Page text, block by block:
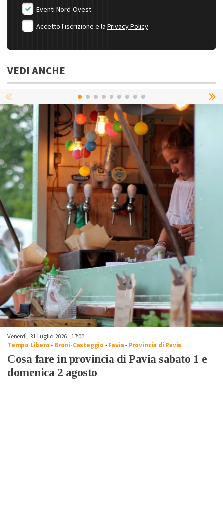
Eventi Nord-Ovest
Accetto l'iscrizione e la Privacy Policy
VEDI ANCHE
Venerdì, 31 Luglio 2026 - 17:00
Tempo Libero- Broni-Casteggio -Pavia- Provincia di Pavia
Cosa fare in provincia di Pavia sabato 1 e
domenica 2 agosto